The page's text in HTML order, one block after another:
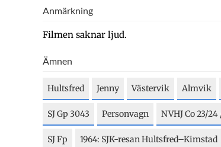
Anmärkning
Filmen saknar ljud.
Ämnen
Hultsfred Jenny Västervik Almvik
SJ Gp 3043 Personvagn NVHJ Co 23/24
SJ Fp 1964: SJK-resan Hultsfred–Kimstad